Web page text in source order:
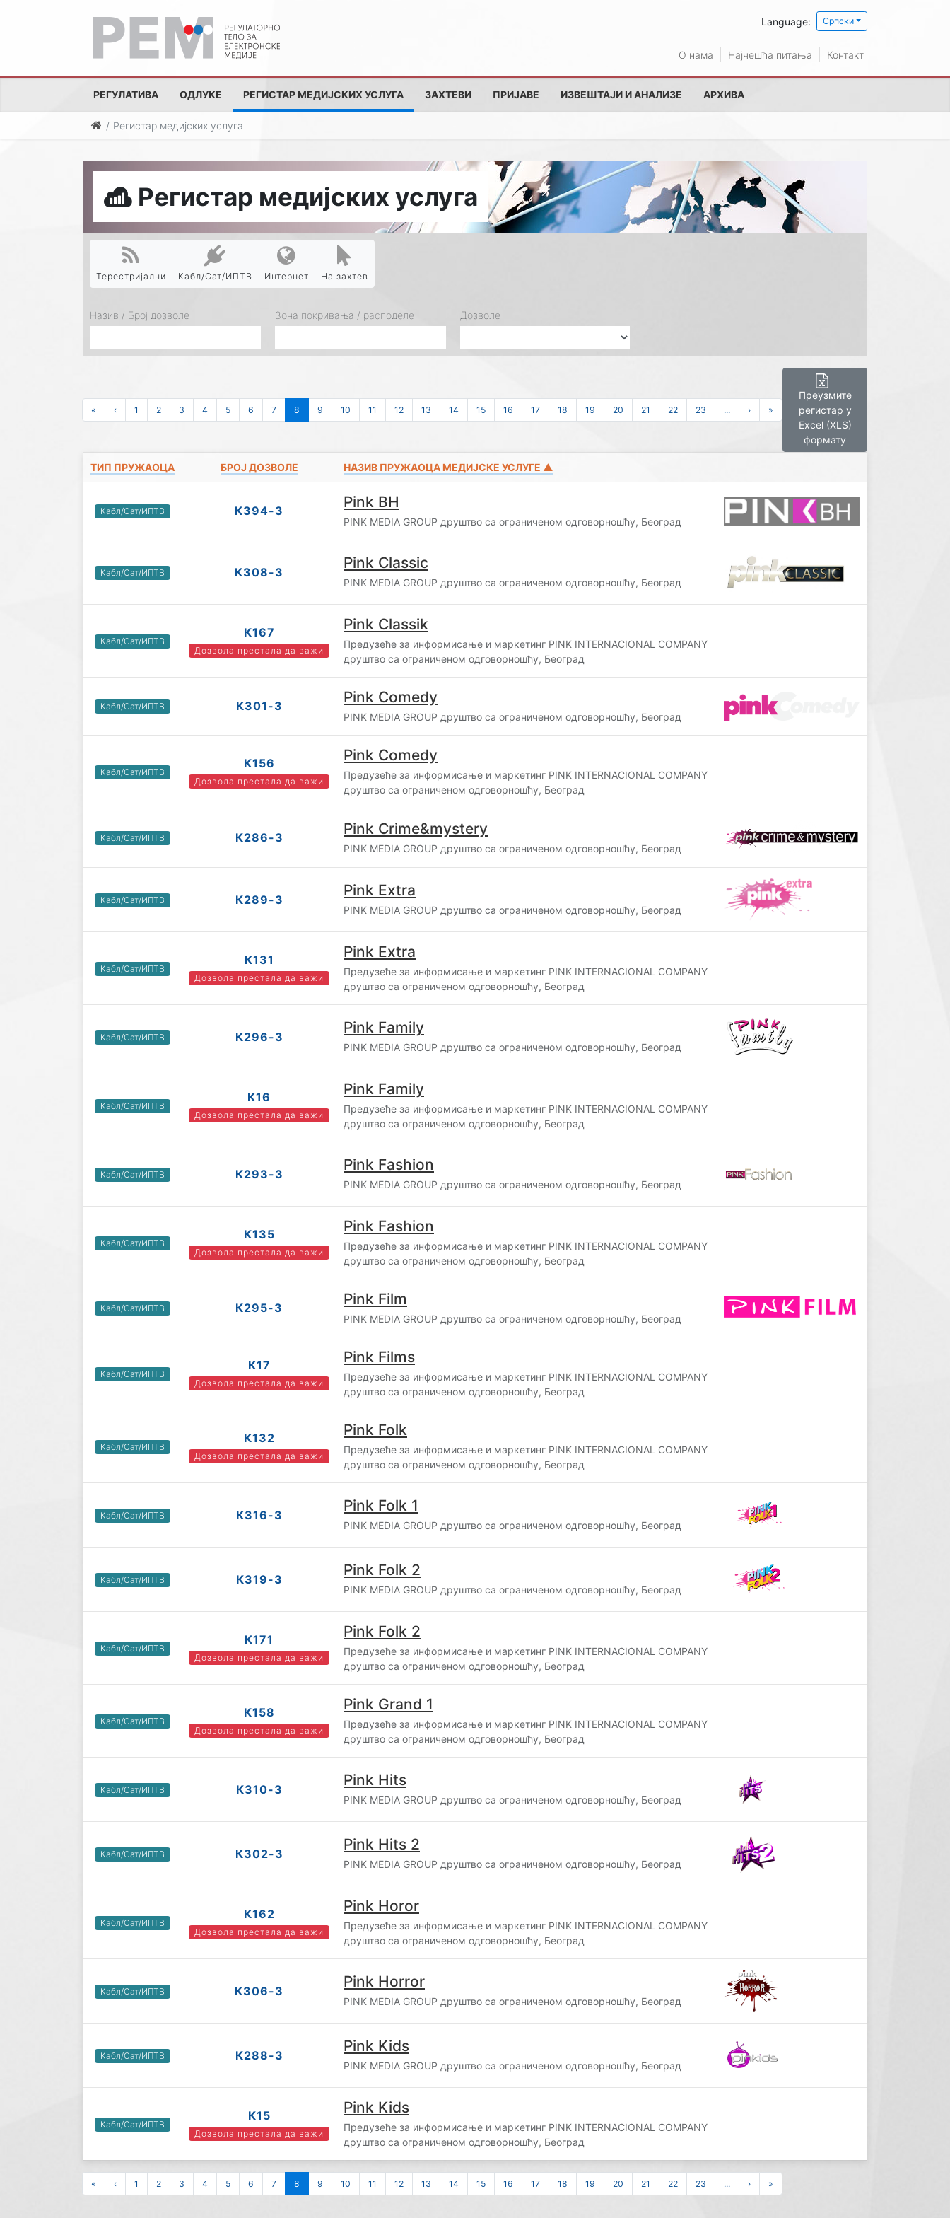
Language: Српски
О нама Најчешћа питања Контакт
РЕГУЛАТИВА ОДЛУКЕ РЕГИСТАР МЕДИЈСКИХ УСЛУГА ЗАХТЕВИ ПРИЈАВЕ ИЗВЕШТАЈИ И АНАЛИЗЕ АРХИВА
Регистар медијских услуга
Регистар медијских услуга
Терестријални Кабл/Сат/ИПТВ Интернет На захтев
Назив / Број дозволе Зона покривања / расподеле Дозволе
« ‹ 1 2 3 4 5 6 7 8 9 10 11 12 13 14 15 16 17 18 19 20 21 22 23 ... › »
Преузмите
регистар у
Excel (XLS)
формату
ТИП ПРУЖАОЦА БРОЈ ДОЗВОЛЕ НАЗИВ ПРУЖАОЦА МЕДИЈСКЕ УСЛУГЕ ▲
Кабл/Сат/ИПТВ К394-3 Pink BH
PINK MEDIA GROUP друштво са ограниченом одговорношћу, Београд
Кабл/Сат/ИПТВ К308-3
Pink Classic
PINK MEDIA GROUP друштво са ограниченом одговорношћу, Београд
Кабл/Сат/ИПТВ
К167
Дозвола престала да важи
Pink Classik
Предузеће за информисање и маркетинг PINK INTERNACIONAL COMPANY
друштво са ограниченом одговорношћу, Београд
Кабл/Сат/ИПТВ К301-3 Pink Comedy
PINK MEDIA GROUP друштво са ограниченом одговорношћу, Београд
Кабл/Сат/ИПТВ
К156
Дозвола престала да важи
Pink Comedy
Предузеће за информисање и маркетинг PINK INTERNACIONAL COMPANY
друштво са ограниченом одговорношћу, Београд
Кабл/Сат/ИПТВ К286-3 Pink Crime&mystery
PINK MEDIA GROUP друштво са ограниченом одговорношћу, Београд
Кабл/Сат/ИПТВ К289-3
Pink Extra
PINK MEDIA GROUP друштво са ограниченом одговорношћу, Београд
Кабл/Сат/ИПТВ
К131
Дозвола престала да важи
Pink Extra
Предузеће за информисање и маркетинг PINK INTERNACIONAL COMPANY
друштво са ограниченом одговорношћу, Београд
Кабл/Сат/ИПТВ К296-3
Pink Family
PINK MEDIA GROUP друштво са ограниченом одговорношћу, Београд
Кабл/Сат/ИПТВ
К16
Дозвола престала да важи
Pink Family
Предузеће за информисање и маркетинг PINK INTERNACIONAL COMPANY
друштво са ограниченом одговорношћу, Београд
Кабл/Сат/ИПТВ К293-3
Pink Fashion
PINK MEDIA GROUP друштво са ограниченом одговорношћу, Београд
Кабл/Сат/ИПТВ
К135
Дозвола престала да важи
Pink Fashion
Предузеће за информисање и маркетинг PINK INTERNACIONAL COMPANY
друштво са ограниченом одговорношћу, Београд
Кабл/Сат/ИПТВ К295-3 Pink Film
PINK MEDIA GROUP друштво са ограниченом одговорношћу, Београд
Кабл/Сат/ИПТВ
К17
Дозвола престала да важи
Pink Films
Предузеће за информисање и маркетинг PINK INTERNACIONAL COMPANY
друштво са ограниченом одговорношћу, Београд
Кабл/Сат/ИПТВ
К132
Дозвола престала да важи
Pink Folk
Предузеће за информисање и маркетинг PINK INTERNACIONAL COMPANY
друштво са ограниченом одговорношћу, Београд
Кабл/Сат/ИПТВ К316-3
Pink Folk 1
PINK MEDIA GROUP друштво са ограниченом одговорношћу, Београд
Кабл/Сат/ИПТВ К319-3
Pink Folk 2
PINK MEDIA GROUP друштво са ограниченом одговорношћу, Београд
Кабл/Сат/ИПТВ
К171
Дозвола престала да важи
Pink Folk 2
Предузеће за информисање и маркетинг PINK INTERNACIONAL COMPANY
друштво са ограниченом одговорношћу, Београд
Кабл/Сат/ИПТВ
К158
Дозвола престала да важи
Pink Grand 1
Предузеће за информисање и маркетинг PINK INTERNACIONAL COMPANY
друштво са ограниченом одговорношћу, Београд
Кабл/Сат/ИПТВ К310-3
Pink Hits
PINK MEDIA GROUP друштво са ограниченом одговорношћу, Београд
Кабл/Сат/ИПТВ К302-3
Pink Hits 2
PINK MEDIA GROUP друштво са ограниченом одговорношћу, Београд
Кабл/Сат/ИПТВ
К162
Дозвола престала да важи
Pink Horor
Предузеће за информисање и маркетинг PINK INTERNACIONAL COMPANY
друштво са ограниченом одговорношћу, Београд
Кабл/Сат/ИПТВ К306-3
Pink Horror
PINK MEDIA GROUP друштво са ограниченом одговорношћу, Београд
Кабл/Сат/ИПТВ К288-3
Pink Kids
PINK MEDIA GROUP друштво са ограниченом одговорношћу, Београд
Кабл/Сат/ИПТВ
К15
Дозвола престала да важи
Pink Kids
Предузеће за информисање и маркетинг PINK INTERNACIONAL COMPANY
друштво са ограниченом одговорношћу, Београд
« ‹ 1 2 3 4 5 6 7 8 9 10 11 12 13 14 15 16 17 18 19 20 21 22 23 ... › »